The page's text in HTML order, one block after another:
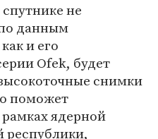
не
данным
и его
Ofek, будет
снимки
поможет
ядерной